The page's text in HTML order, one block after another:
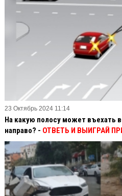
23 Октябрь 2024 11:14
На какую полосу может въехать
направо? - ОТВЕТЬ И ВЫИГРАЙ